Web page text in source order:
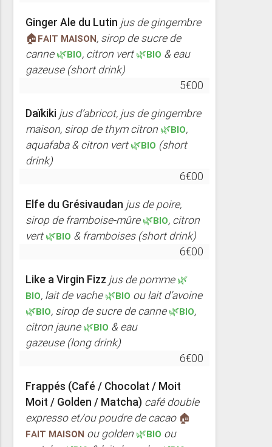
Ginger Ale du Lutin jus de gingembre
🏠FAIT MAISON, sirop de sucre de
canne🌿BIO, citron vert🌿BIO & eau
gazeuse (short drink)
5€00
Daïkiki jus d’abricot, jus de gingembre
maison, sirop de thym citron 🌿BIO,
aquafaba & citron vert🌿BIO (short
drink)
6€00
Elfe du Grésivaudan jus de poire,
sirop de framboise-mûre🌿BIO, citron
vert🌿BIO & framboises (short drink)
6€00
Like a Virgin Fizz jus de pomme🌿
BIO, lait de vache🌿BIO ou lait d’avoine
🌿BIO, sirop de sucre de canne🌿BIO,
citron jaune🌿BIO & eau
gazeuse(long drink)
6€00
Frappés (Café / Chocolat / Moit
Moit / Golden / Matcha) café double
expresso et/ou poudre de cacao 🏠
FAIT MAISON ou golden 🌿BIO ou